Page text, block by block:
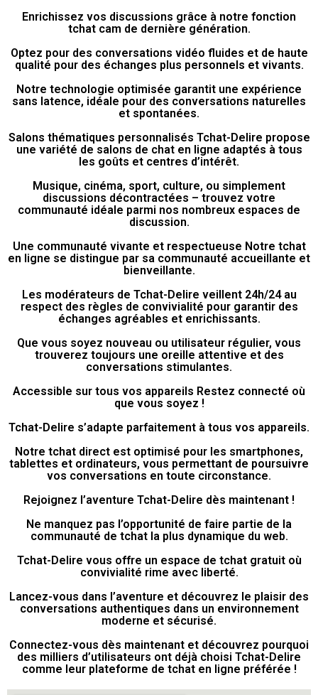
Enrichissez vos discussions grâce à notre fonction
tchat cam de dernière génération.
Optez pour des conversations vidéo fluides et de haute
qualité pour des échanges plus personnels et vivants.
Notre technologie optimisée garantit une expérience
sans latence, idéale pour des conversations naturelles
et spontanées.
Salons thématiques personnalisés Tchat-Delire propose
une variété de salons de chat en ligne adaptés à tous
les goûts et centres d’intérêt.
Musique, cinéma, sport, culture, ou simplement
discussions décontractées – trouvez votre
communauté idéale parmi nos nombreux espaces de
discussion.
Une communauté vivante et respectueuse Notre tchat
en ligne se distingue par sa communauté accueillante et
bienveillante.
Les modérateurs de Tchat-Delire veillent 24h/24 au
respect des règles de convivialité pour garantir des
échanges agréables et enrichissants.
Que vous soyez nouveau ou utilisateur régulier, vous
trouverez toujours une oreille attentive et des
conversations stimulantes.
Accessible sur tous vos appareils Restez connecté où
que vous soyez !
Tchat-Delire s’adapte parfaitement à tous vos appareils.
Notre tchat direct est optimisé pour les smartphones,
tablettes et ordinateurs, vous permettant de poursuivre
vos conversations en toute circonstance.
Rejoignez l’aventure Tchat-Delire dès maintenant !
Ne manquez pas l’opportunité de faire partie de la
communauté de tchat la plus dynamique du web.
Tchat-Delire vous offre un espace de tchat gratuit où
convivialité rime avec liberté.
Lancez-vous dans l’aventure et découvrez le plaisir des
conversations authentiques dans un environnement
moderne et sécurisé.
Connectez-vous dès maintenant et découvrez pourquoi
des milliers d’utilisateurs ont déjà choisi Tchat-Delire
comme leur plateforme de tchat en ligne préférée !